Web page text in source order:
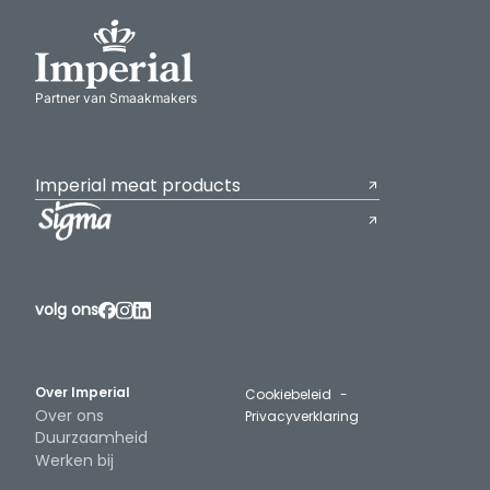
Partner van Smaakmakers
Imperial meat products
Over Imperial
Over ons
Duurzaamheid
Werken bij
volg ons
Cookiebeleid
Privacyverklaring